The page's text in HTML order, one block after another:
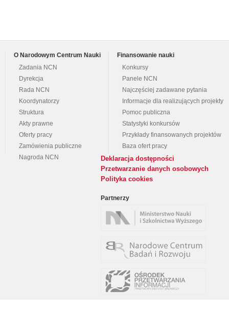
O Narodowym Centrum Nauki
Zadania NCN
Dyrekcja
Rada NCN
Koordynatorzy
Struktura
Akty prawne
Oferty pracy
Zamówienia publiczne
Nagroda NCN
Finansowanie nauki
Konkursy
Panele NCN
Najczęściej zadawane pytania
Informacje dla realizujących projekty
Pomoc publiczna
Statystyki konkursów
Przykłady finansowanych projektów
Baza ofert pracy
Deklaracja dostępności
Przetwarzanie danych osobowych
Polityka cookies
Partnerzy